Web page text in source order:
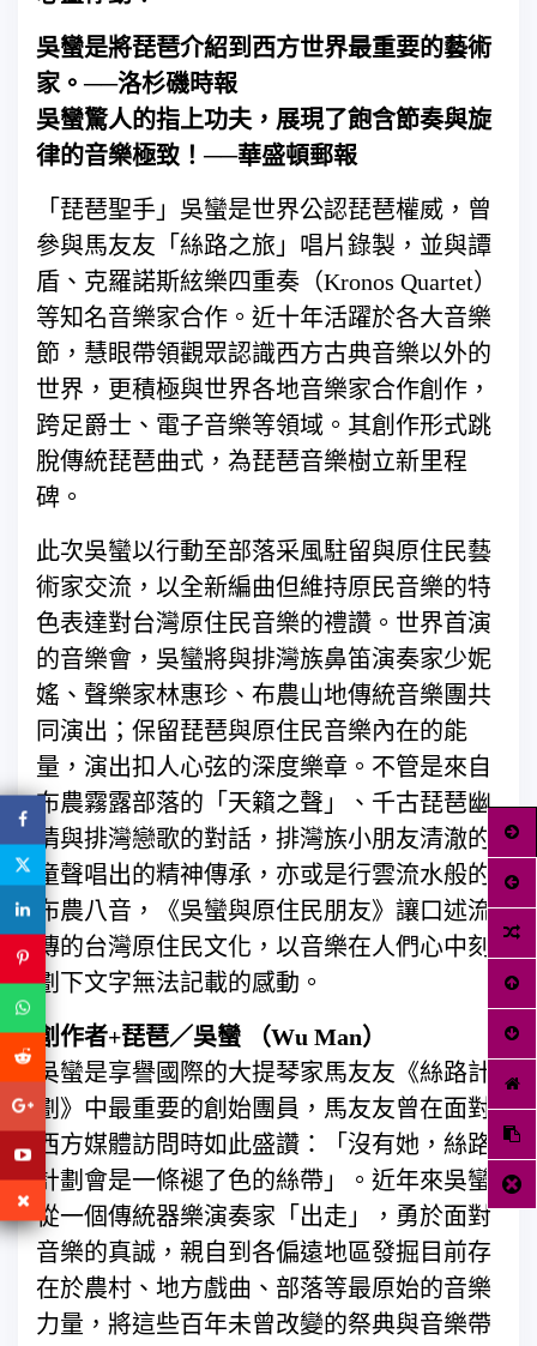
吳蠻是將琵琶介紹到西方世界最重要的藝術
家。──洛杉磯時報
吳蠻驚人的指上功夫，展現了飽含節奏與旋
律的音樂極致！──華盛頓郵報
「琵琶聖手」吳蠻是世界公認琵琶權威，曾
參與馬友友「絲路之旅」唱片錄製，並與譚
盾、克羅諾斯絃樂四重奏（Kronos Quartet）
等知名音樂家合作。近十年活躍於各大音樂
節，慧眼帶領觀眾認識西方古典音樂以外的
世界，更積極與世界各地音樂家合作創作，
跨足爵士、電子音樂等領域。其創作形式跳
脫傳統琵琶曲式，為琵琶音樂樹立新里程
碑。
此次吳蠻以行動至部落采風駐留與原住民藝
術家交流，以全新編曲但維持原民音樂的特
色表達對台灣原住民音樂的禮讚。世界首演
的音樂會，吳蠻將與排灣族鼻笛演奏家少妮
媱、聲樂家林惠珍、布農山地傳統音樂團共
同演出；保留琵琶與原住民音樂內在的能
量，演出扣人心弦的深度樂章。不管是來自
布農霧露部落的「天籟之聲」、千古琵琶幽
情與排灣戀歌的對話，排灣族小朋友清澈的
童聲唱出的精神傳承，亦或是行雲流水般的
布農八音，《吳蠻與原住民朋友》讓口述流
傳的台灣原住民文化，以音樂在人們心中刻
劃下文字無法記載的感動。
創作者+琵琶／吳蠻 （Wu Man）
吳蠻是享譽國際的大提琴家馬友友《絲路計
劃》中最重要的創始團員，馬友友曾在面對
西方媒體訪問時如此盛讚：「沒有她，絲路
計劃會是一條褪了色的絲帶」。近年來吳蠻
從一個傳統器樂演奏家「出走」，勇於面對
音樂的真誠，親自到各偏遠地區發掘目前存
在於農村、地方戲曲、部落等最原始的音樂
力量，將這些百年未曾改變的祭典與音樂帶